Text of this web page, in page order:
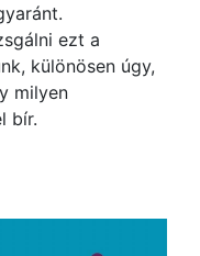
ezt a
különösen úgy,
milyen
bír.